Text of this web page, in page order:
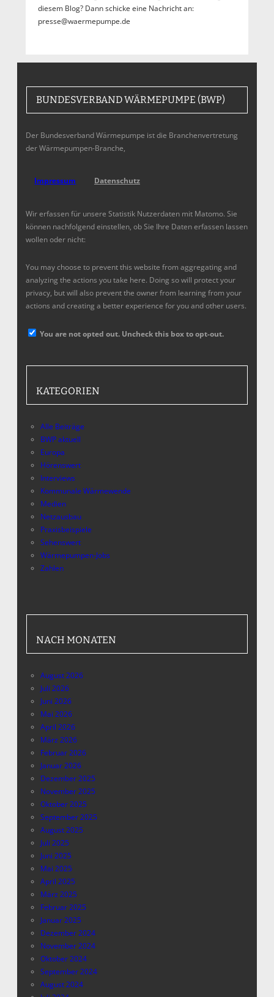
diesem Blog? Dann schicke eine Nachricht an:
presse@waermepumpe.de
BUNDESVERBAND WÄRMEPUMPE (BWP)
Der Bundesverband Wärmepumpe ist die Branchenvertretung
der Wärmepumpen-Branche,
Impressum Datenschutz
Wir erfassen für unsere Statistik Nutzerdaten mit Matomo. Sie
können nachfolgend einstellen, ob Sie Ihre Daten erfassen lassen
wollen oder nicht:
You may choose to prevent this website from aggregating and
analyzing the actions you take here. Doing so will protect your
privacy, but will also prevent the owner from learning from your
actions and creating a better experience for you and other users.
You are not opted out. Uncheck this box to opt-out.
KATEGORIEN
Alle Beiträge
BWP aktuell
Europa
Hörenswert
Interviews
Kommunale Wärmewende
Medien
Netzausbau
Praxisbeispiele
Sehenswert
Wärmepumpen-Jobs
Zahlen
NACH MONATEN
August 2026
Juli 2026
Juni 2026
Mai 2026
April 2026
März 2026
Februar 2026
Januar 2026
Dezember 2025
November 2025
Oktober 2025
September 2025
August 2025
Juli 2025
Juni 2025
Mai 2025
April 2025
März 2025
Februar 2025
Januar 2025
Dezember 2024
November 2024
Oktober 2024
September 2024
August 2024